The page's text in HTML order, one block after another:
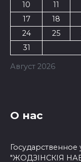
Август 2026
10
11
17
18
24
25
31
О нас
"ЖОДЗІНСКІЯ